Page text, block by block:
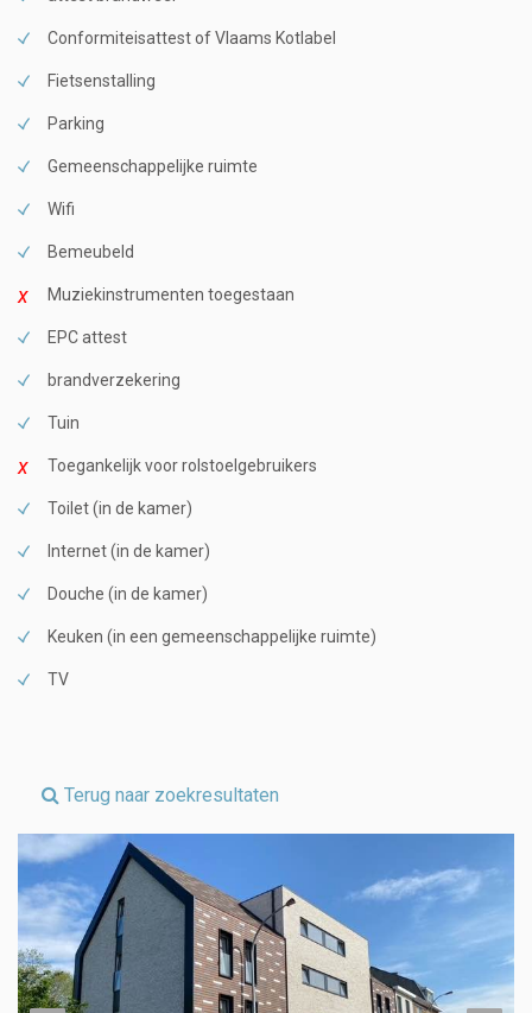
Conformiteisattest of Vlaams Kotlabel
Fietsenstalling
Parking
Gemeenschappelijke ruimte
Wifi
Bemeubeld
Muziekinstrumenten toegestaan
EPC attest
brandverzekering
Tuin
Toegankelijk voor rolstoelgebruikers
Toilet (in de kamer)
Internet (in de kamer)
Douche (in de kamer)
Keuken (in een gemeenschappelijke ruimte)
TV
Terug naar zoekresultaten